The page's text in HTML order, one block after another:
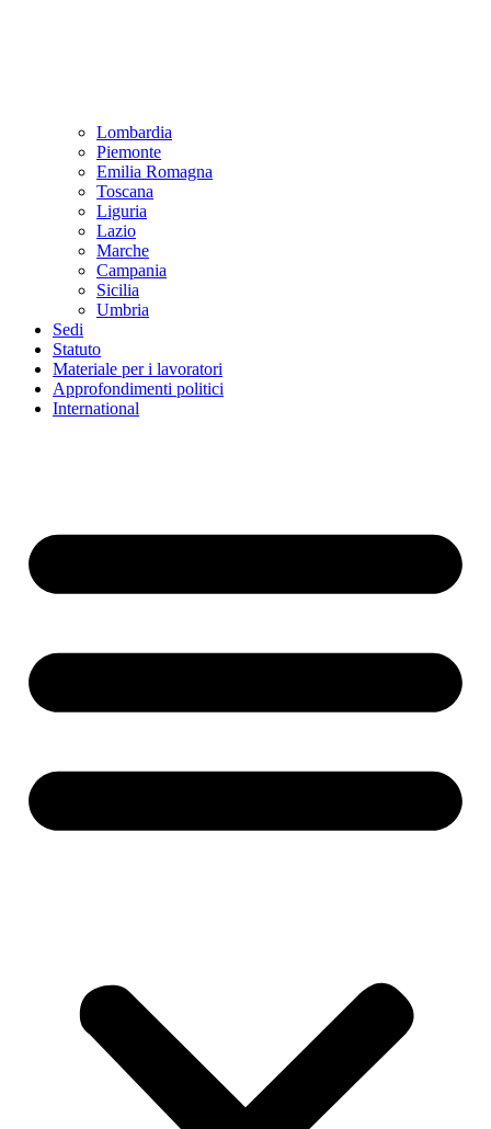
Lombardia
Piemonte
Emilia Romagna
Toscana
Liguria
Lazio
Marche
Campania
Sicilia
Umbria
Sedi
Statuto
Materiale per i lavoratori
Approfondimenti politici
International